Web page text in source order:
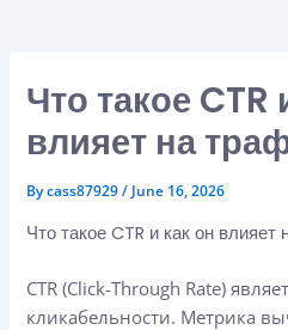
Что такое CTR
влияет на
Bycass87929/ June 16, 2026
Что такое CTR и как он влияет
CTR (Click-Through Rate)
кликабельности. Метрика